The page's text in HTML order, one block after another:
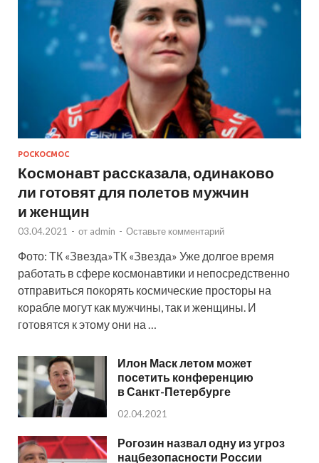
РОСКОСМОС
Космонавт рассказала, одинаково
ли готовят для полетов мужчин
и женщин
03.04.2021 - от admin - Оставьте комментарий
Фото: ТК «Звезда»ТК «Звезда» Уже долгое время
работать в сфере космонавтики и непосредственно
отправиться покорять космические просторы на
корабле могут как мужчины, так и женщины. И
готовятся к этому они на …
Илон Маск летом может
посетить конференцию
в Санкт-Петербурге
02.04.2021
Рогозин назвал одну из угроз
нацбезопасности России